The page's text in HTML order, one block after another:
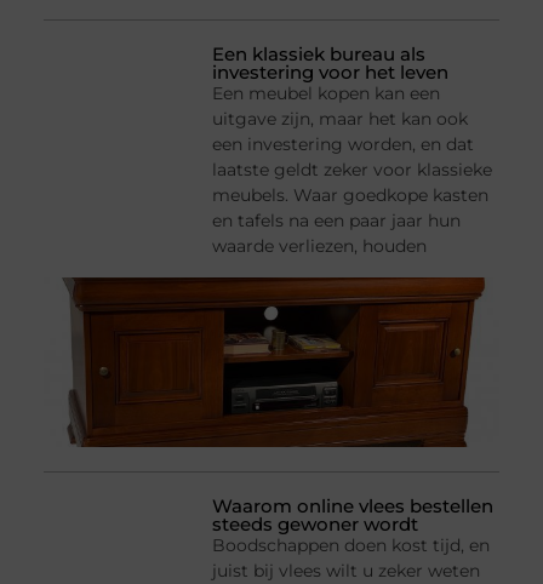
Een klassiek bureau als
investering voor het leven
Een meubel kopen kan een
uitgave zijn, maar het kan ook
een investering worden, en dat
laatste geldt zeker voor klassieke
meubels. Waar goedkope kasten
en tafels na een paar jaar hun
waarde verliezen, houden
Waarom online vlees bestellen
steeds gewoner wordt
Boodschappen doen kost tijd, en
juist bij vlees wilt u zeker weten